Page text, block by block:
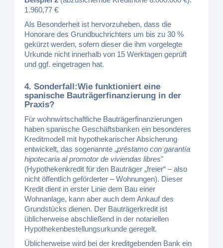
1.960,77 €
Als Besonderheit ist hervorzuheben, dass die
Honorare des Grundbuchrichters um bis zu 30 %
gekürzt werden, sofern dieser die ihm vorgelegte
Urkunde nicht innerhalb von 15 Werktagen geprüft
und ggf. eingetragen hat.
4. Sonderfall:Wie funktioniert eine
spanische Bauträgerfinanzierung in der
Praxis?
Für wohnwirtschaftliche Bauträgerfinanzierungen
haben spanische Geschäftsbanken ein besonderes
Kreditmodell mit hypothekarischer Absicherung
entwickelt, das sogenannte „préstamo con garantía
hipotecaria al promotor de viviendas libres"
(Hypothekenkredit für den Bauträger „freier“ – also
nicht öffentlich geförderter – Wohnungen). Dieser
Kredit dient in erster Linie dem Bau einer
Wohnanlage, kann aber auch dem Ankauf des
Grundstücks dienen. Der Bauträgerkredit ist
üblicherweise abschließend in der notariellen
Hypothekenbestellungsurkunde geregelt.
Üblicherweise wird bei der kreditgebenden Bank ein